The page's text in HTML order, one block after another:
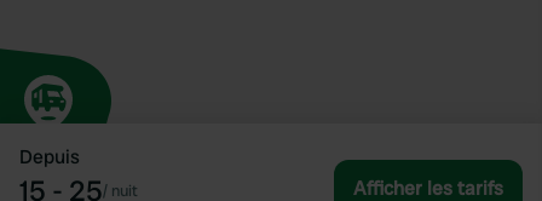
Depuis
15 - 25/ nuit Afficher les tarifs